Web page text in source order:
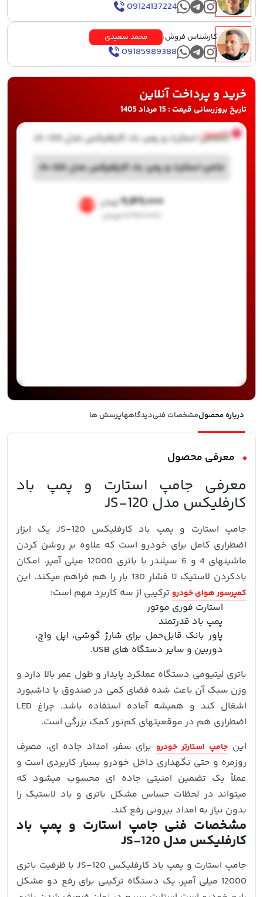
09124137224
کارشناس فروش: محمد سعیدی
09185989388
خرید و پرداخت آنلاین
تاریخ بروزرسانی قیمت : 15 مرداد 1405
ناموجود
جامپ استارت و پمپ باد کارفلیکس مدل JS-120
۹,۱۴۹,۰۰۰ تومان
۱۰,۹۰۰,۰۰۰ تومان
%16
درباره محصولمشخصات فنیدیدگاههاپرسش ها
معرفی محصول
معرفی جامپ استارت و پمپ باد
کارفلیکس مدل JS-120
جامپ استارت و پمپ باد کارفلیکس JS-120 یک ابزار
اضطراری کامل برای خودرو است که علاوه بر روشن کردن
ماشینهای 4 و 6 سیلندر با باتری 12000 میلی‌ آمپر، امکان
بادکردن لاستیک تا فشار 130 بار را هم فراهم میکند. این
کمپرسور هوای خودرو ترکیبی از سه کاربرد مهم است؛
استارت فوری موتور
پمپ باد قدرتمند
پاور بانک قابل‌حمل برای شارژ گوشی، اپل‌ واچ،
دوربین و سایر دستگاه‌ های USB.
باتری لیتیومی دستگاه عملکرد پایدار و طول عمر بالا دارد و
وزن سبک آن باعث شده فضای کمی در صندوق یا داشبورد
اشغال کند و همیشه آماده استفاده باشد. چراغ LED
اضطراری هم در موقعیتهای کم‌نور کمک بزرگی است.
این جامپ استارتر خودروبرای سفر، امداد جاده‌ ای، مصرف
روزمره و حتی نگهداری داخل خودرو بسیار کاربردی است و
عملاً یک تضمین امنیتی جاده‌ ای محسوب میشود که
میتواند در لحظات حساس مشکل باتری و باد لاستیک را
بدون نیاز به امداد بیرونی رفع کند.
مشخصات فنی جامپ استارت و پمپ باد
کارفلیکس مدل JS-120
جامپ استارت و پمپ باد کارفلیکس JS-120 با ظرفیت باتری
12000 میلی‌ آمپر، یک دستگاه ترکیبی برای رفع دو مشکل